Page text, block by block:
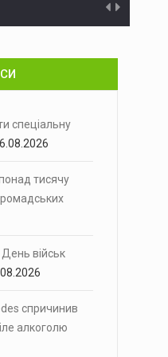
для школи Прокурори
Чернівецької…
збільшила навантаження на…
до…
спеціальну
тисячу
військ
спричинив
алкоголю